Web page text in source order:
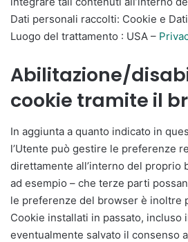
Dati personali raccolti: Cookie e
Luogo del trattamento : USA –
Abilitazione/
cookie tramite il
In aggiunta a quanto indicato in
l’Utente può gestire le preferenze
direttamente all’interno del proprio
ad esempio – che terze parti
le preferenze del browser è inoltre
Cookie installati in passato, incluso
eventualmente salvato il consenso